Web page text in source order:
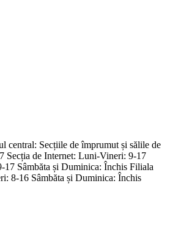
central: Secțiile de împrumut și sălile de
Secția de Internet: Luni-Vineri: 9-17
Sâmbăta și Duminica: Închis Filiala
8-16 Sâmbăta și Duminica: Închis